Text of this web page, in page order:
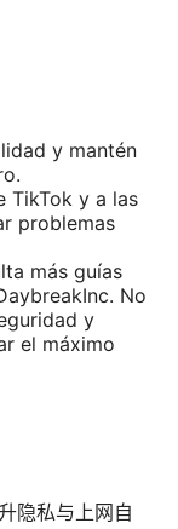
y mantén
TikTok y a las
problemas
más guías
No
y
el máximo
隐私与上网自